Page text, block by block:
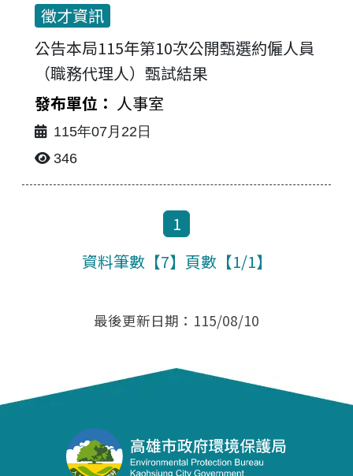
徵才資訊
公告本局115年第10次公開甄選約僱人員
（職務代理人）甄試結果
人事室
115年07月22日
346
1
資料筆數【7】頁數【1/1】
最後更新日期：115/08/10